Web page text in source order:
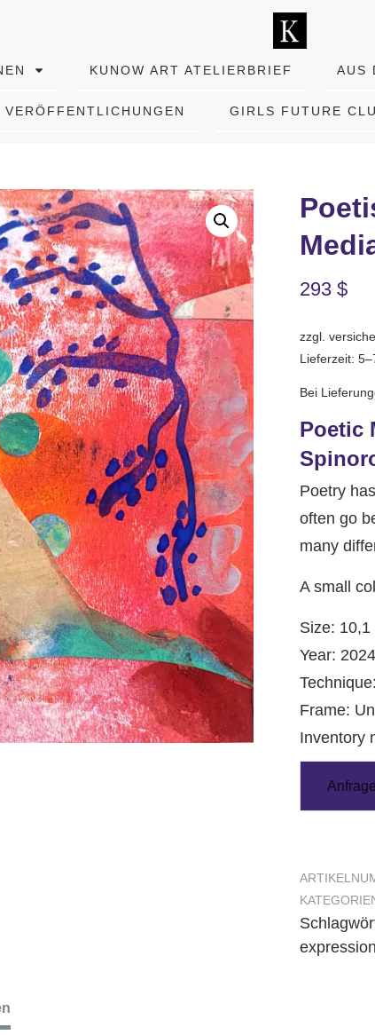
KUNOW ART ATELIERBRIEF AUS
GIRLS FUTURE
293 $
zzgl.
Lieferzeit:
Bei
Poetic
Poetry
often go
many
A small
Size:
Year: 2024
Frame:
Inventory